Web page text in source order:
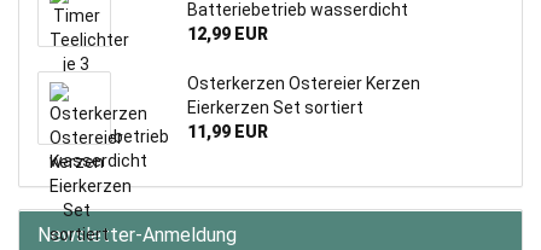
Batteriebetrieb wasserdicht
12,99 EUR
Osterkerzen Ostereier Kerzen
Eierkerzen Set sortiert
11,99 EUR
Newsletter-Anmeldung